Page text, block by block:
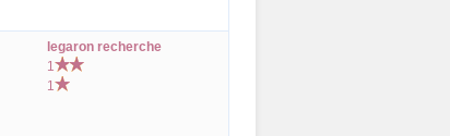
legaron recherche
1
1